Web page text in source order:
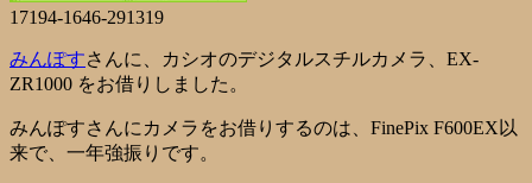
17194-1646-291319
みんぽすさんに、カシオのデジタルスチルカメラ、EX-
ZR1000 をお借りしました。
みんぽすさんにカメラをお借りするのは、FinePix F600EX以
来で、一年強振りです。